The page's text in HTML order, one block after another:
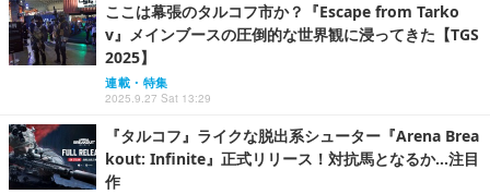
ここは幕張のタルコフ市か？『Escape from Tarko
v』メインブースの圧倒的な世界観に浸ってきた【TGS
2025】
連載・特集
2025.9.27 Sat 13:29
『タルコフ』ライクな脱出系シューター『Arena Brea
kout: Infinite』正式リリース！対抗馬となるか…注目
作